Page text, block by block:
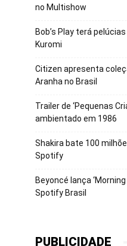
no Multishow
Bob’s Play terá
Kuromi
Citizen apresenta
Aranha no Brasil
Trailer de ‘Pequenas
ambientado em 1986
Shakira bate 100
Spotify
Beyoncé lança
Spotify Brasil
PUBLICIDADE